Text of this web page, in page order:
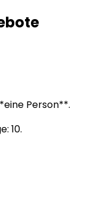
Person**.
10.